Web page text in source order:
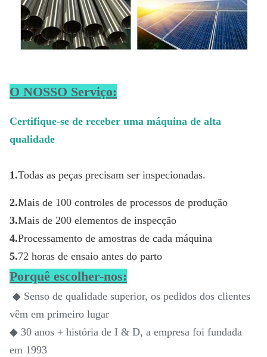
O NOSSO Serviço:
Certifique-se de receber uma máquina de alta
qualidade
1.Todas as peças precisam ser inspecionadas.
2.Mais de 100 controles de processos de produção
3.Mais de 200 elementos de inspecção
4.Processamento de amostras de cada máquina
5.72 horas de ensaio antes do parto
Porquê escolher-nos:
◆ Senso de qualidade superior, os pedidos dos clientes
vêm em primeiro lugar
◆ 30 anos + história de I & D, a empresa foi fundada
em 1993